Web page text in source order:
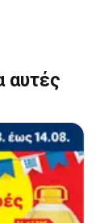
αυτές